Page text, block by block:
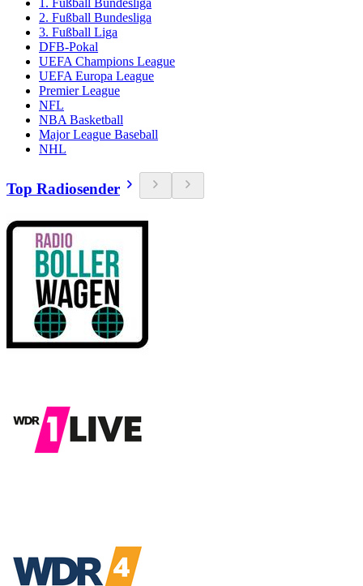
1. Fußball Bundesliga
2. Fußball Bundesliga
3. Fußball Liga
DFB-Pokal
UEFA Champions League
UEFA Europa League
Premier League
NFL
NBA Basketball
Major League Baseball
NHL
Top Radiosender